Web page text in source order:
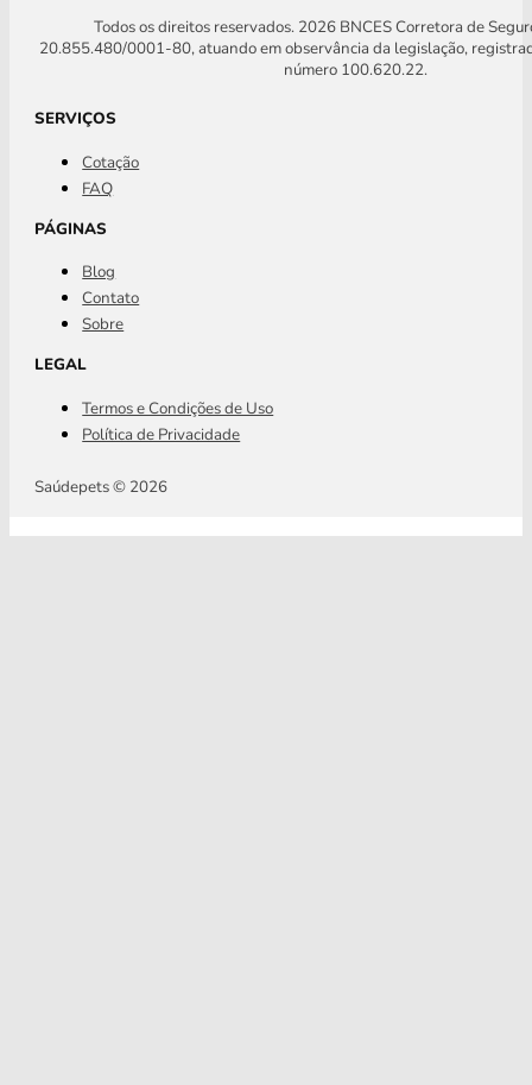
Todos os direitos reservados. 2026 BNCES Corretora de
20.855.480/0001-80, atuando em observância da legislação,
número 100.620.22.
SERVIÇOS
Cotação
FAQ
PÁGINAS
Blog
Contato
Sobre
LEGAL
Termos e Condições de Uso
Política de Privacidade
Saúdepets © 2026